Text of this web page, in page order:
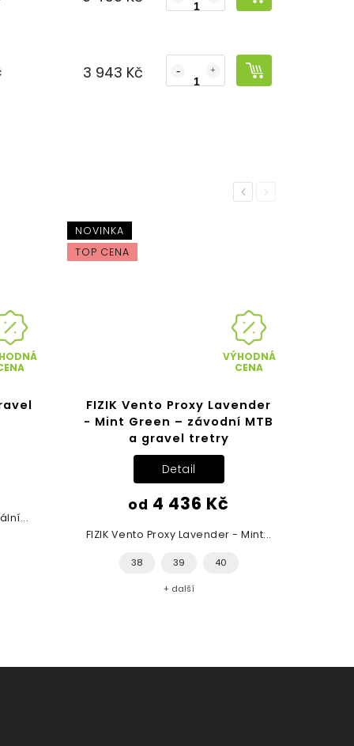
3 943 Kč
Previous
NOVINKA
TOP CENA
VÝHODNÁ
CENA
FIZIK Vento Proxy Lavender
- Mint Green – závodní MTB
a gravel tretry
od 4 436 Kč
Detail
FIZIK Vento Proxy Lavender - Mint...
38 39 40
+ další
Next